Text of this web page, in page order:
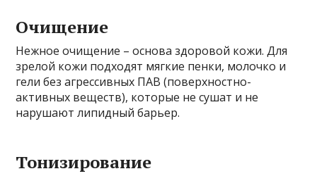
Очищение
Нежное очищение – основа здоровой кожи. Для
зрелой кожи подходят мягкие пенки, молочко и
гели без агрессивных ПАВ (поверхностно-
активных веществ), которые не сушат и не
нарушают липидный барьер.
Тонизирование